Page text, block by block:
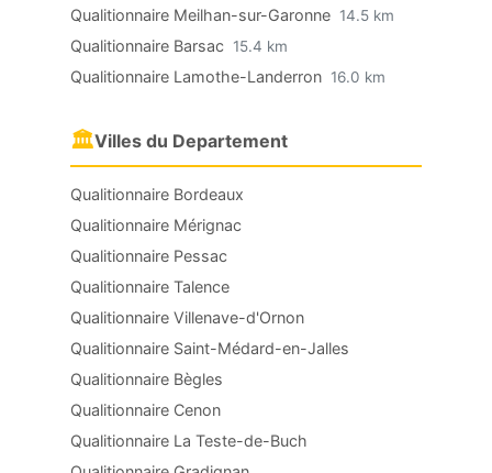
Qualitionnaire Meilhan-sur-Garonne 14.5 km
Qualitionnaire Barsac 15.4 km
Qualitionnaire Lamothe-Landerron 16.0 km
🏛Villes du Departement
Qualitionnaire Bordeaux
Qualitionnaire Mérignac
Qualitionnaire Pessac
Qualitionnaire Talence
Qualitionnaire Villenave-d'Ornon
Qualitionnaire Saint-Médard-en-Jalles
Qualitionnaire Bègles
Qualitionnaire Cenon
Qualitionnaire La Teste-de-Buch